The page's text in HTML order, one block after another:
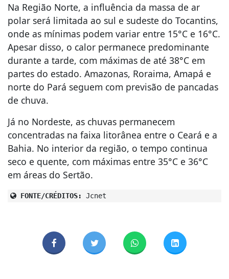
Na Região Norte, a influência da massa de ar
polar será limitada ao sul e sudeste do Tocantins,
onde as mínimas podem variar entre 15°C e 16°C.
Apesar disso, o calor permanece predominante
durante a tarde, com máximas de até 38°C em
partes do estado. Amazonas, Roraima, Amapá e
norte do Pará seguem com previsão de pancadas
de chuva.
Já no Nordeste, as chuvas permanecem
concentradas na faixa litorânea entre o Ceará e a
Bahia. No interior da região, o tempo continua
seco e quente, com máximas entre 35°C e 36°C
em áreas do Sertão.
FONTE/CRÉDITOS: Jcnet